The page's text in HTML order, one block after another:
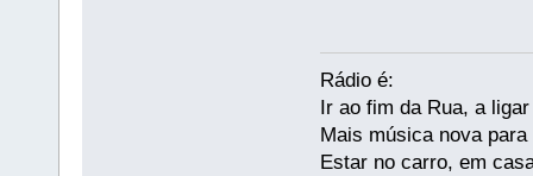
Rádio é:
Ir ao fim da Rua, a
Mais música nova
Estar no carro, em